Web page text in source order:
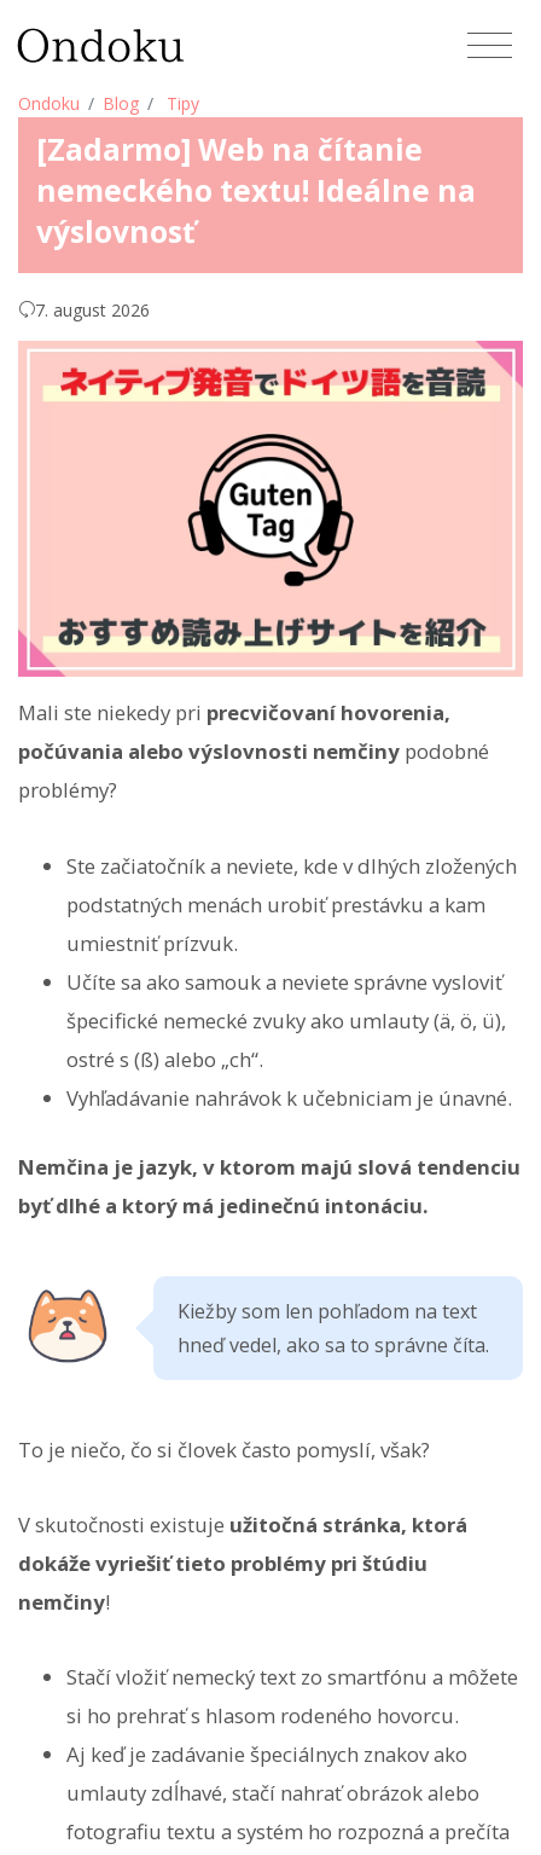
Ondoku Blog Tipy
[Zadarmo] Web na čítanie
nemeckého textu! Ideálne na
výslovnosť
7. august 2026
Mali ste niekedy pri precvičovaní hovorenia,
počúvania alebo výslovnosti nemčiny podobné
problémy?
Ste začiatočník a neviete, kde v dlhých zložených
podstatných menách urobiť prestávku a kam
umiestniť prízvuk.
Učíte sa ako samouk a neviete správne vysloviť
špecifické nemecké zvuky ako umlauty (ä, ö, ü),
ostré s (ß) alebo „ch“.
Vyhľadávanie nahrávok k učebniciam je únavné.
Nemčina je jazyk, v ktorom majú slová tendenciu
byť dlhé a ktorý má jedinečnú intonáciu.
Kiežby som len pohľadom na text
hneď vedel, ako sa to správne číta.
To je niečo, čo si človek často pomyslí, však?
V skutočnosti existuje užitočná stránka, ktorá
dokáže vyriešiť tieto problémy pri štúdiu
nemčiny!
Stačí vložiť nemecký text zo smartfónu a môžete
si ho prehrať s hlasom rodeného hovorcu.
Aj keď je zadávanie špeciálnych znakov ako
umlauty zdĺhavé, stačí nahrať obrázok alebo
fotografiu textu a systém ho rozpozná a prečíta